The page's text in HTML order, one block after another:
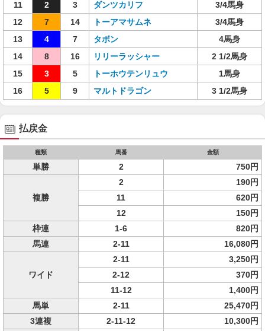
11
2 3 ダンツカリフ
3/4馬身
12
7 14 トーアマサムネ
3/4馬身
13
4 7 タボン
4馬身
14
8 16 リリーラッシャー
2 1/2馬身
15
3 5 トーホウテンリュウ
1馬身
16
5 9 マルトドラゴン 3 1/2馬身
払戻金
種類 馬番 金額
単勝 2 750円
複勝
2
190円
11
620円
12
150円
枠連
1-6
820円
馬連
2-11 16,080円
ワイド
2-11
3,250円
2-12
370円
11-12
1,400円
馬単
2-11
25,470円
3連複
2-11-12
10,300円